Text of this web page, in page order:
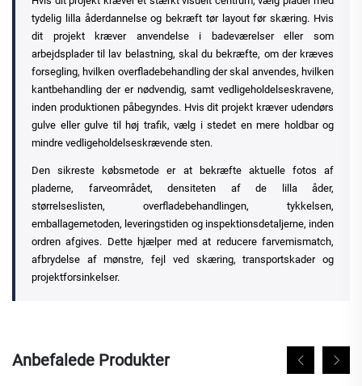
tydelig lilla åderdannelse og bekræft tør layout før skæring. Hvis
dit projekt kræver anvendelse i badeværelser eller som
arbejdsplader til lav belastning, skal du bekræfte, om der kræves
forsegling, hvilken overfladebehandling der skal anvendes, hvilken
kantbehandling der er nødvendig, samt vedligeholdelseskravene,
inden produktionen påbegyndes. Hvis dit projekt kræver udendørs
gulve eller gulve til høj trafik, vælg i stedet en mere holdbar og
mindre vedligeholdelseskrævende sten.
Den sikreste købsmetode er at bekræfte aktuelle fotos af
pladerne, farveområdet, densiteten af de lilla åder,
størrelseslisten, overfladebehandlingen, tykkelsen,
emballagemetoden, leveringstiden og inspektionsdetaljerne, inden
ordren afgives. Dette hjælper med at reducere farvemismatch,
afbrydelse af mønstre, fejl ved skæring, transportskader og
projektforsinkelser.
Anbefalede Produkter